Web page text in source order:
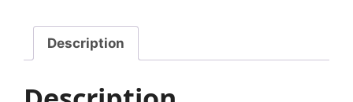
at
s
c
e
itt
er e
Description